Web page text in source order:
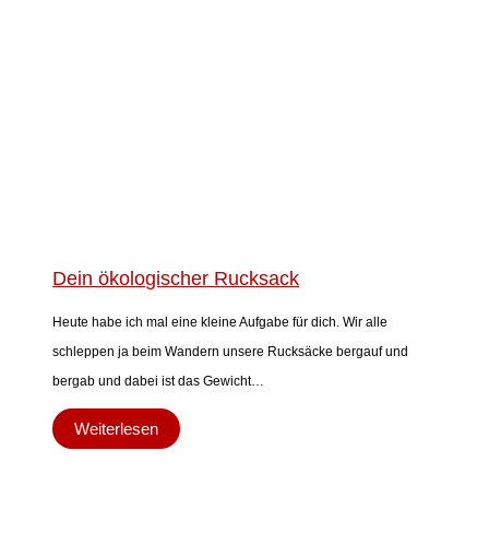
Dein ökologischer Rucksack
Heute habe ich mal eine kleine Aufgabe für dich. Wir alle
schleppen ja beim Wandern unsere Rucksäcke bergauf und
bergab und dabei ist das Gewicht…
Weiterlesen